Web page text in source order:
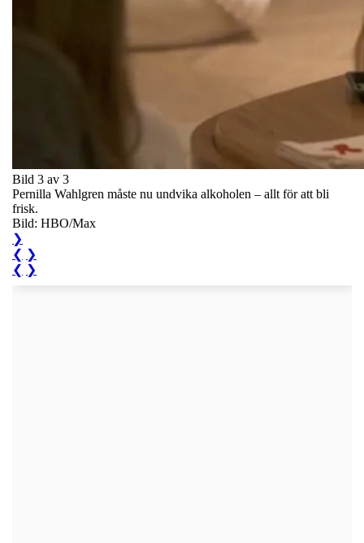
Bild 3 av 3
Pernilla Wahlgren måste nu undvika alkoholen – allt för att bli
frisk.
Bild: HBO/Max
❯
❮ ❯
❮ ❯